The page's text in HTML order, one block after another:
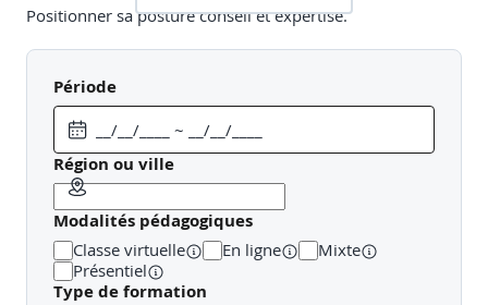
Positionner sa posture conseil et expertise.
Techniques avancées du rebond et de la vente
additionnelle
Questionnement orienté besoins pro : activité, flux,
protection, équipements.
Approche gagnant-gagnant et moments clés pour
déclencher le rebond.
Période
Région ou ville
Modalités pédagogiques
Classe virtuelle En ligne
Mixte
Présentiel
Type de formation